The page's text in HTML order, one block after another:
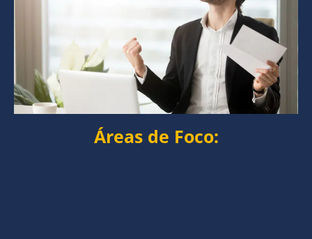
Áreas de Foco: